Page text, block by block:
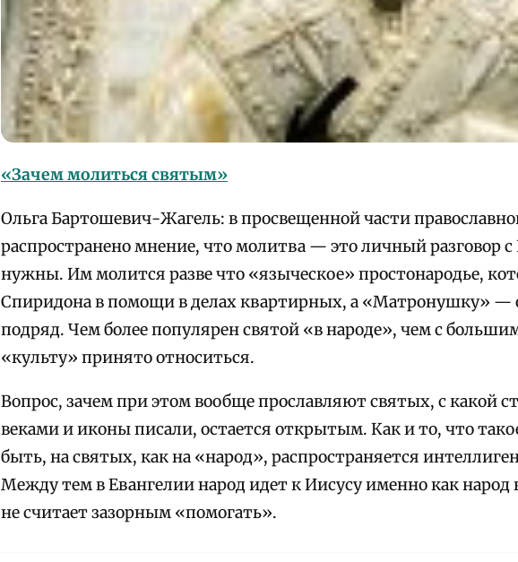
«Зачем молиться святым»
Ольга Бартошевич-Жагель: в просвещенной части
распространено мнение, что молитва — это личный разговор с
нужны. Им молится разве что «языческое» простонародье,
Спиридона в помощи в делах квартирных, а «Матронушку» —
подряд. Чем более популярен святой «в народе», чем с
«культу» принято относиться.
Вопрос, зачем при этом вообще прославляют святых, с какой
веками и иконы писали, остается открытым. Как и то, что
быть, на святых, как на «народ», распространяется
Между тем в Евангелии народ идет к Иисусу именно как
не считает зазорным «помогать».